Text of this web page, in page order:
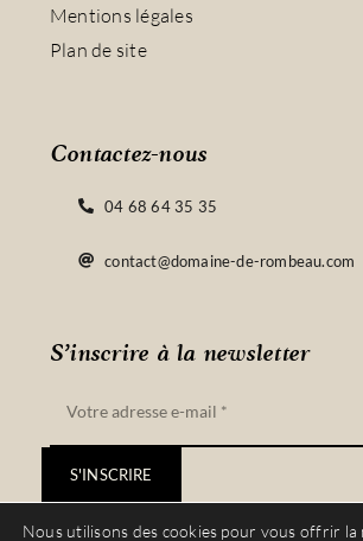
Mentions légales
Plan de site
S’inscrire à la newsletter
S'INSCRIRE
Contactez-nous
04 68 64 35 35
contact@domaine-de-rombeau.com
Nous utilisons des cookies pour vous offrir la